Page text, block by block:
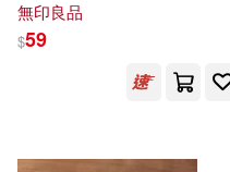
無印良品
$59